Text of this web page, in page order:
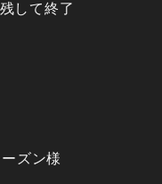
して終了
ズン様